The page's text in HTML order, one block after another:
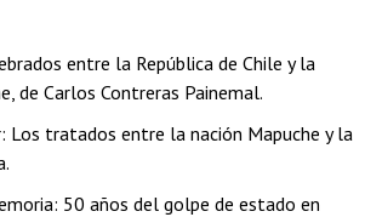
entre la República de Chile y la
de Carlos Contreras Painemal.
Los tratados entre la nación Mapuche y la
50 años del golpe de estado en